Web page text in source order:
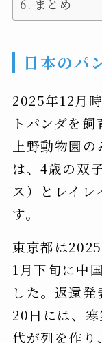
まとめ
日本のパ
2025年12月
トパンダを
上野動物園
は、4歳の双
ス）とレイレ
す。
東京都は
1月下旬に中
した。返還
20日には、
代が列を作り